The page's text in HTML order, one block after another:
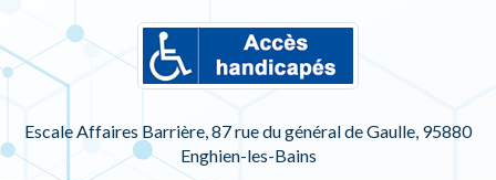
Escale Affaires Barrière, 87 rue du général de Gaulle, 95880
Enghien-les-Bains